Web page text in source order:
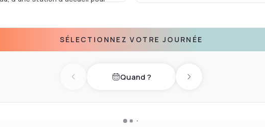
de Zurich. Un parking
SÉLECTIONNEZ VOTRE JOURNÉE
Previous dayQuand ? Next day